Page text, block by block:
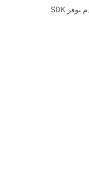
حاول استخدامه مع cURL في حالة عدم توفر SDK